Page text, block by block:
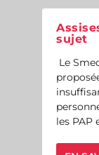
sujet
Le
les PAP